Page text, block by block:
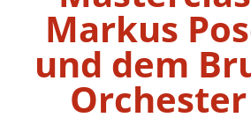
Markus
und dem